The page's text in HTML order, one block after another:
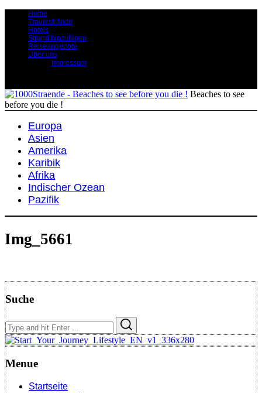
Home
Traumstrände
Hotels
Strand hinzufügen
Reiseangebote
Über uns
Impressum
Beaches to see
before you die !
Europa
Asien
Amerika
Karibik
Afrika
Indischer Ozean
Pazifik
Img_5661
Suche
Search
for:
Menue
Startseite